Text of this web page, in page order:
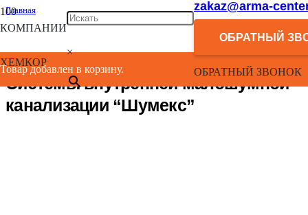
КОМПАНИИ
ХЕМКОР
×
zakaz@arma-
ОБРАТНЫЙ
ОБРАТНЫЙ ЗВОНОК
Товар добавлен в корзину.
Главная
/
Каталог
Системы внутренней малошумной канализации “Шумекс”
Системы внутренней малошумной
канализации “Шумекс”